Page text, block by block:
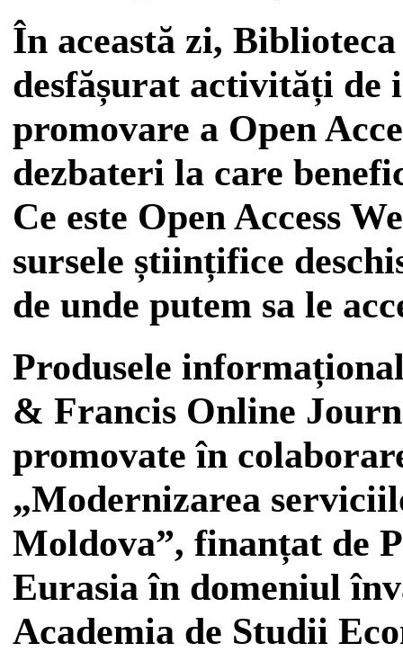
În această zi,
desfășurat activități
promovare a Open
dezbateri la care
Ce este Open Access
sursele științifice
de unde putem sa le
Produsele
& Francis Online
promovate în
„Modernizarea
Moldova”, finanțat de
Eurasia în domeniul
Academia de Studii